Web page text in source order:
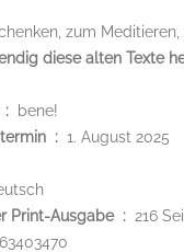
zum
diese alten Texte
Herausgeber ‏ : ‎
bene!
Erscheinungstermin ‏ : ‎ 1. August 2025
Seitenzahl der Print-Ausgabe ‏ : ‎ 216